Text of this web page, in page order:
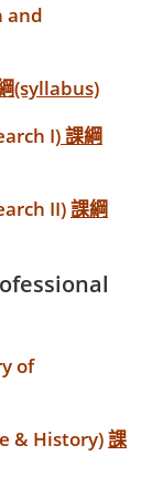
and
(syllabus)
I)課綱
II)課綱
of
& History)課